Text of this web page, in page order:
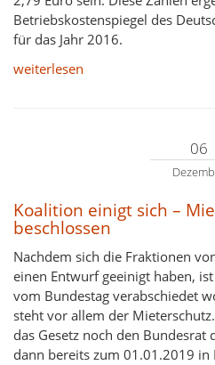
Betriebskostenspiegel des
für das Jahr 2016.
weiterlesen
06
Koalition einigt sich –
beschlossen
Nachdem sich die Fraktionen
einen Entwurf geeinigt haben,
vom Bundestag verabschiedet
steht vor allem der
das Gesetz noch den
dann bereits zum 01.01.2019 in